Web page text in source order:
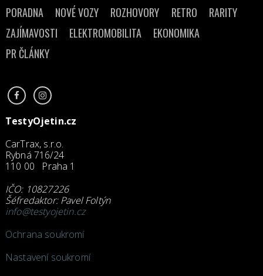
PORADNA
NOVÉ VOZY ROZHOVORY RETRO
RARITY
ZAJÍMAVOSTI
ELEKTROMOBILITA
EKONOMIKA
PR ČLÁNKY
TestyOjetin.cz
CarTrax, s.r.o.
Rybná 716/24
110 00 Praha 1
IČO: 10827226
Šéfredaktor: Pavel Foltýn
info@testyojetin.cz
Ochrana soukromí
Nastavení soukromí